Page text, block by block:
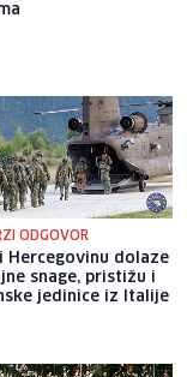
ODGOVOR
Hercegovinu dolaze
snage, pristižu i
jedinice iz Italije